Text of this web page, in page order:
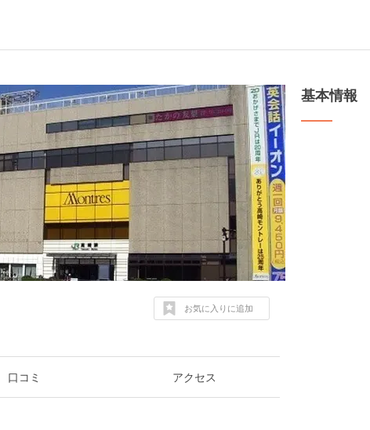
お気に入りに追加
口コミ アクセス
基本情報